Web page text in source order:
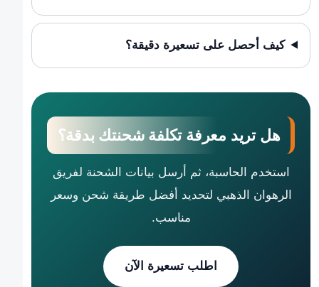
كيف أحصل على تسعيرة دقيقة؟
هل تريد معرفة تكلفة شحنتك بدقة؟
استخدم الحاسبة، ثم أرسل بيانات الشحنة لفريق
الرهوان الذهبي لتحديد أفضل طريقة شحن وسعر
مناسب.
اطلب تسعيرة الآن